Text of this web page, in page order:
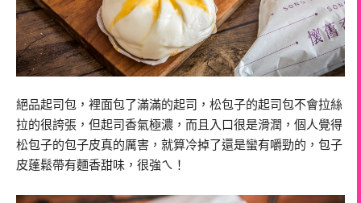
絕品起司包，裡面包了滿滿的起司，松包子的起司包不會拉絲
拉的很誇張，但起司香氣極濃，而且入口很是滑潤，個人覺得
松包子的包子皮真的厲害，就算冷掉了還是蠻有嚼勁的，包子
皮蓬鬆帶有麵香甜味，很強ㄟ！